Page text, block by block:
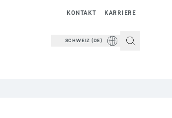
KARRIERE
KONTAKT
SCHWEIZ (DE)